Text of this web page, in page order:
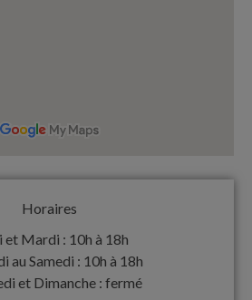
Horaires
et Mardi : 10h à 18h
au Samedi : 10h à 18h
et Dimanche : fermé